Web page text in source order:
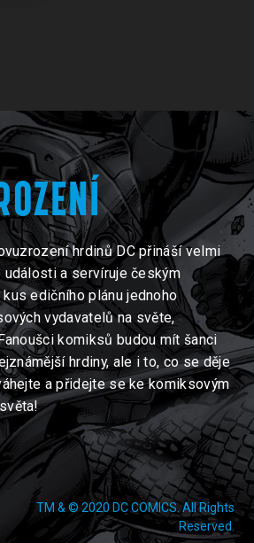
hrdinů DC přináší velmi
a servíruje českým
edičního plánu jednoho
vydavatelů na světe,
komiksů budou mít šanci
hrdiny, ale i to, co se děje
a přidejte se ke komiksovým
TM & © 2020 DC COMICS. All Rights
Reserved.